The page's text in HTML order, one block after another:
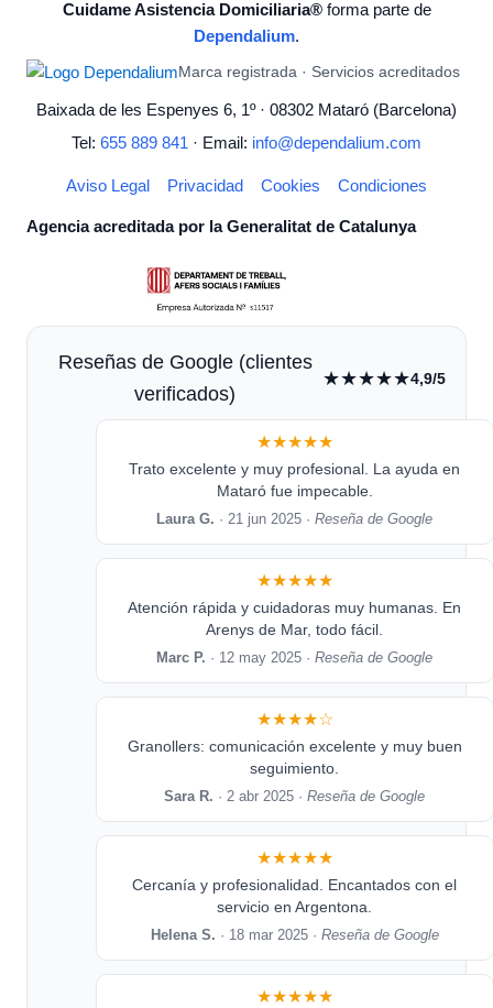
Cuidame Asistencia Domiciliaria®forma parte de
Dependalium.
Marca registrada · Servicios acreditados
Baixada de les Espenyes 6, 1º · 08302 Mataró (Barcelona)
Tel: 655 889 841 · Email: info@dependalium.com
Aviso Legal Privacidad Cookies Condiciones
Agencia acreditada por la Generalitat de Catalunya
Reseñas de Google (clientes
verificados)
★★★★★4,9/5
★★★★★
Trato excelente y muy profesional. La ayuda en
Mataró fue impecable.
Laura G. · 21 jun 2025 ·Reseña de Google
★★★★★
Atención rápida y cuidadoras muy humanas. En
Arenys de Mar, todo fácil.
Marc P. · 12 may 2025 ·Reseña de Google
★★★★☆
Granollers: comunicación excelente y muy buen
seguimiento.
Sara R. · 2 abr 2025 ·Reseña de Google
★★★★★
Cercanía y profesionalidad. Encantados con el
servicio en Argentona.
Helena S. · 18 mar 2025 · Reseña de Google
★★★★★